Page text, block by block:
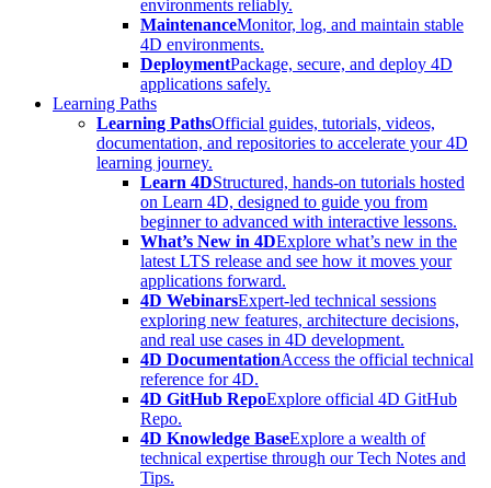
environments reliably.
MaintenanceMonitor, log, and maintain stable
4D environments.
DeploymentPackage, secure, and deploy 4D
applications safely.
Learning Paths
Learning PathsOfficial guides, tutorials, videos,
documentation, and repositories to accelerate your 4D
learning journey.
Learn 4DStructured, hands-on tutorials hosted
on Learn 4D, designed to guide you from
beginner to advanced with interactive lessons.
What’s New in 4DExplore what’s new in the
latest LTS release and see how it moves your
applications forward.
4D WebinarsExpert-led technical sessions
exploring new features, architecture decisions,
and real use cases in 4D development.
4D DocumentationAccess the official technical
reference for 4D.
4D GitHub RepoExplore official 4D GitHub
Repo.
4D Knowledge BaseExplore a wealth of
technical expertise through our Tech Notes and
Tips.